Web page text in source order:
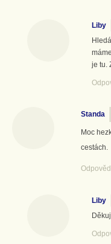
Liby
je tu.
Standa
Moc
cestách.
Liby